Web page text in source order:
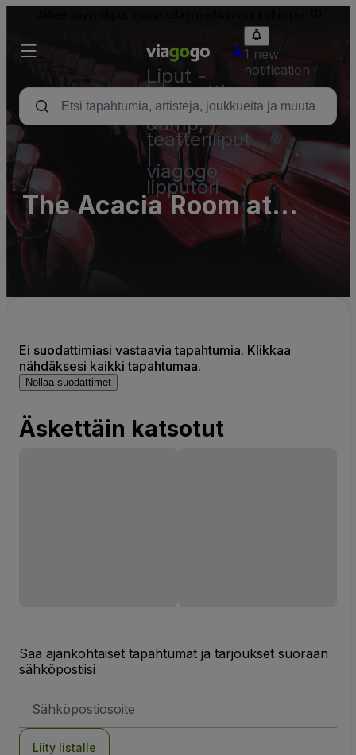
Liput -
konsertti,
urheilu
&amp;
teatteriliput
viagogo
lipputori
1 new
notification
The Acacia Room at
Detroit Masonic Temple
(InActive)
Ei suodattimiasi vastaavia tapahtumia. Klikkaa
nähdäksesi kaikki tapahtumaa.
Nollaa suodattimet
Äskettäin katsotut
Saa ajankohtaiset tapahtumat ja tarjoukset suoraan
sähköpostiisi
Liity listalle